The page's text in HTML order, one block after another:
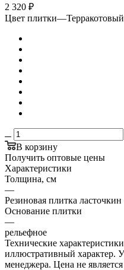
2 320 ₽
Цвет плитки—Терракотовый
В корзину
Получить оптовые цены
Характеристики
Толщина, см
—
Резиновая плитка ласточкин
Основание плитки
—
рельефное
Технические
иллюстративный характер.
менеджера. Цена не